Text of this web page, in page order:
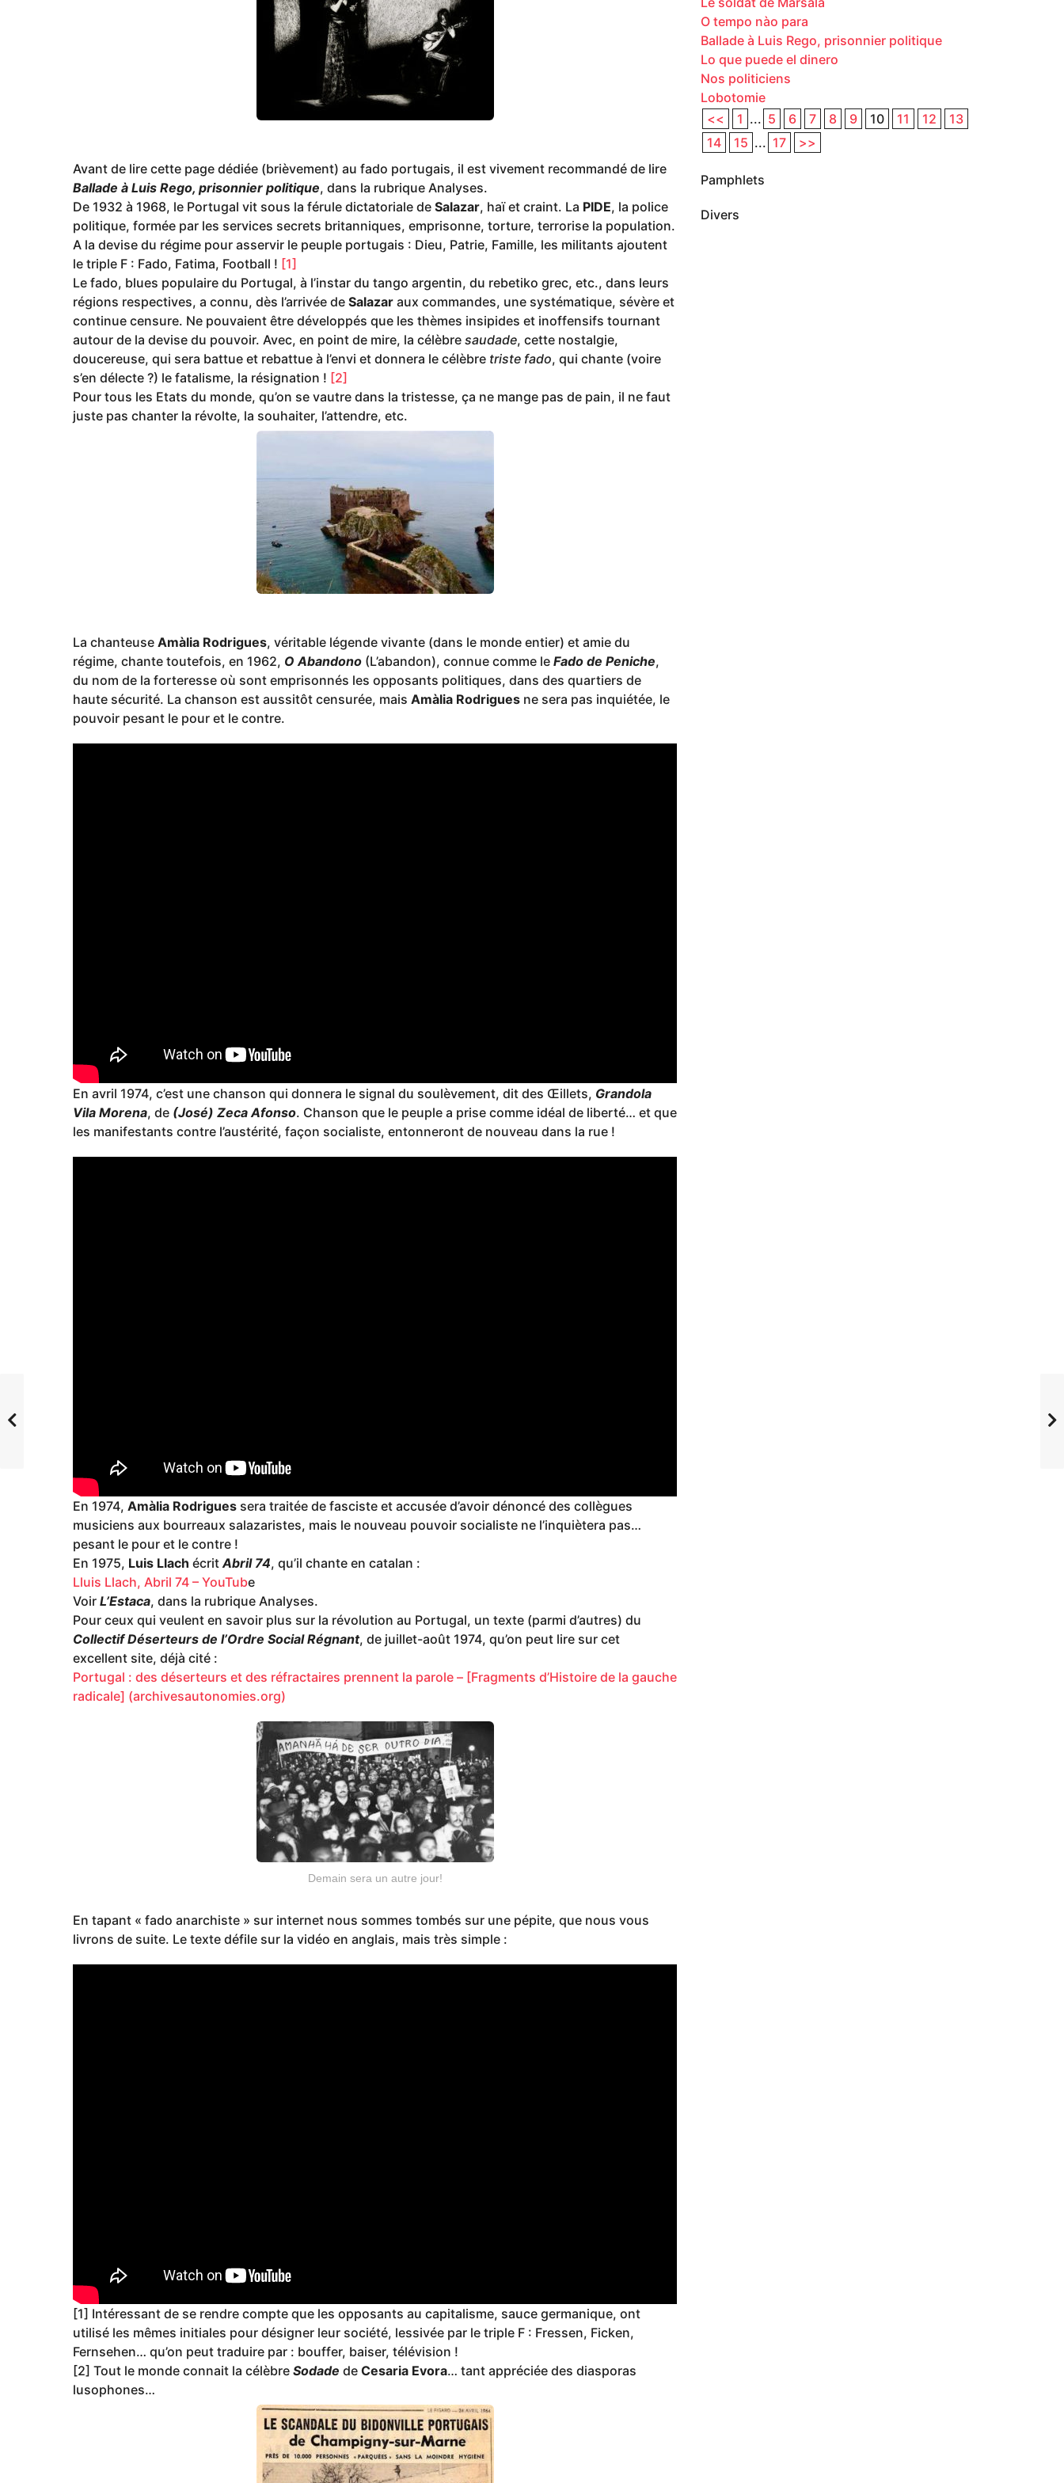
Avant de lire cette page dédiée (brièvement) au fado portugais, il est vivement recommandé de lire
Ballade à Luis Rego, prisonnier politique, dans la rubrique Analyses.
De 1932 à 1968, le Portugal vit sous la férule dictatoriale de Salazar, haï et craint. La PIDE, la police
politique, formée par les services secrets britanniques, emprisonne, torture, terrorise la population.
A la devise du régime pour asservir le peuple portugais : Dieu, Patrie, Famille, les militants ajoutent
le triple F : Fado, Fatima, Football ! [1]
Le fado, blues populaire du Portugal, à l’instar du tango argentin, du rebetiko grec, etc., dans leurs
régions respectives, a connu, dès l’arrivée de Salazar aux commandes, une systématique, sévère et
continue censure. Ne pouvaient être développés que les thèmes insipides et inoffensifs tournant
autour de la devise du pouvoir. Avec, en point de mire, la célèbre saudade, cette nostalgie,
doucereuse, qui sera battue et rebattue à l’envi et donnera le célèbre triste fado, qui chante (voire
s’en délecte ?) le fatalisme, la résignation ! [2]
Pour tous les Etats du monde, qu’on se vautre dans la tristesse, ça ne mange pas de pain, il ne faut
juste pas chanter la révolte, la souhaiter, l’attendre, etc.
La chanteuse Amàlia Rodrigues, véritable légende vivante (dans le monde entier) et amie du
régime, chante toutefois, en 1962, O Abandono (L’abandon), connue comme le Fado de Peniche,
du nom de la forteresse où sont emprisonnés les opposants politiques, dans des quartiers de
haute sécurité. La chanson est aussitôt censurée, mais Amàlia Rodrigues ne sera pas inquiétée, le
pouvoir pesant le pour et le contre.
En avril 1974, c’est une chanson qui donnera le signal du soulèvement, dit des Œillets, Grandola
Vila Morena, de (José) Zeca Afonso. Chanson que le peuple a prise comme idéal de liberté… et que
les manifestants contre l’austérité, façon socialiste, entonneront de nouveau dans la rue !
En 1974, Amàlia Rodrigues sera traitée de fasciste et accusée d’avoir dénoncé des collègues
musiciens aux bourreaux salazaristes, mais le nouveau pouvoir socialiste ne l’inquiètera pas…
pesant le pour et le contre !
En 1975, Luis Llach écrit Abril 74, qu’il chante en catalan :
Lluis Llach, Abril 74 – YouTube
Voir L’Estaca, dans la rubrique Analyses.
Pour ceux qui veulent en savoir plus sur la révolution au Portugal, un texte (parmi d’autres) du
Collectif Déserteurs de l’Ordre Social Régnant, de juillet-août 1974, qu’on peut lire sur cet
excellent site, déjà cité :
Portugal : des déserteurs et des réfractaires prennent la parole – [Fragments d’Histoire de la gauche
radicale] (archivesautonomies.org)
Demain sera un autre jour!
En tapant « fado anarchiste » sur internet nous sommes tombés sur une pépite, que nous vous
livrons de suite. Le texte défile sur la vidéo en anglais, mais très simple :
[1] Intéressant de se rendre compte que les opposants au capitalisme, sauce germanique, ont
utilisé les mêmes initiales pour désigner leur société, lessivée par le triple F : Fressen, Ficken,
Fernsehen… qu’on peut traduire par : bouffer, baiser, télévision !
[2] Tout le monde connait la célèbre Sodade de Cesaria Evora… tant appréciée des diasporas
lusophones…
O tempo nào para
Ballade à Luis Rego, prisonnier politique
Lo que puede el dinero
Nos politiciens
Lobotomie
<<
1 ... 5 6 7 8 9 10 11 12
13
14
15 ... 17 >>
Pamphlets
Divers